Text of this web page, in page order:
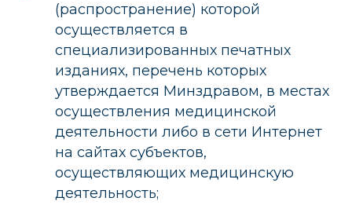
(распространение) которой
осуществляется в
специализированных печатных
изданиях, перечень которых
утверждается Минздравом, в местах
осуществления медицинской
деятельности либо в сети Интернет
на сайтах субъектов,
осуществляющих медицинскую
деятельность;